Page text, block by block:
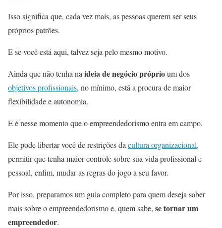
Isso significa que, cada vez mais, as pessoas querem ser seus
próprios patrões.
E se você está aqui, talvez seja pelo mesmo motivo.
Ainda que não tenha na ideia de negócio próprioum dos
objetivos profissionais, no mínimo, está a procura de maior
flexibilidade e autonomia.
E é nesse momento que o empreendedorismo entra em campo.
Ele pode libertar você de restrições da cultura organizacional,
permitir que tenha maior controle sobre sua vida profissional e
pessoal, enfim, mudar as regras do jogo a seu favor.
Por isso, preparamos um guia completo para quem deseja saber
mais sobre o empreendedorismo e, quem sabe, se tornar um
empreendedor.